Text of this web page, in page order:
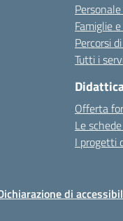
Famiglie
Percorsi
Tutti i
Offerta
Le
I progetti
di